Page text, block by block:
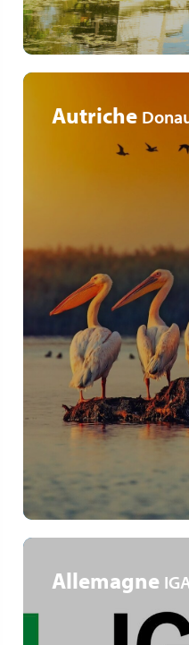
Autriche
extra lange
lediglich
EN
Allemagne